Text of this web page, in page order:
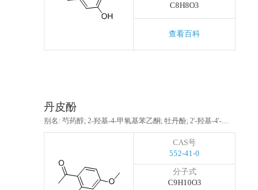
C8H8O3
查看百科
丹皮酚
别名: 芍药醇; 2-羟基-4-甲氧基苯乙酮; 牡丹酚; 2'-羟基-4'-甲氧基苯乙酮; 4-甲氧基-2-羟基苯乙酮
CAS号
552-41-0
分子式
C9H10O3